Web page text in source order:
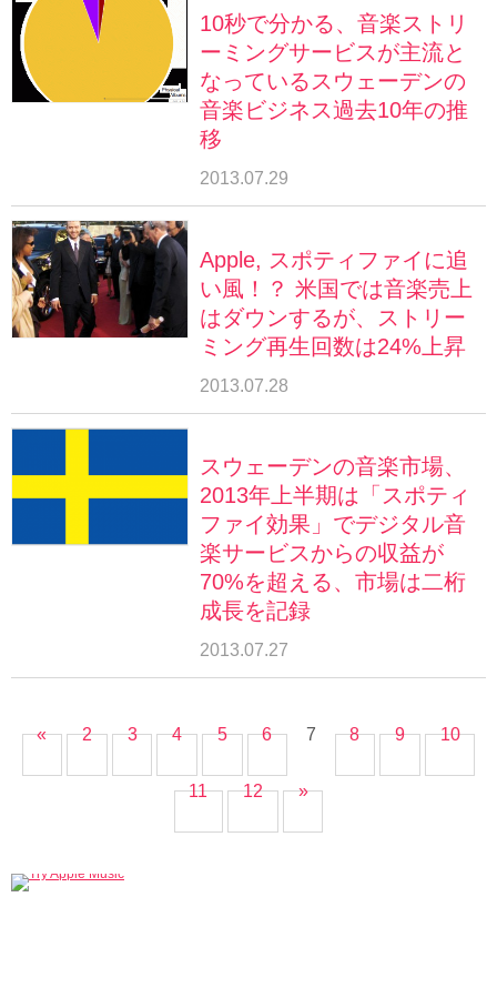
10秒で分かる、音楽ストリ
ーミングサービスが主流と
なっているスウェーデンの
音楽ビジネス過去10年の推
移
2013.07.29
Apple, スポティファイに追
い風！？ 米国では音楽売上
はダウンするが、ストリー
ミング再生回数は24%上昇
2013.07.28
スウェーデンの音楽市場、
2013年上半期は「スポティ
ファイ効果」でデジタル音
楽サービスからの収益が
70%を超える、市場は二桁
成長を記録
2013.07.27
« 2 3 4 5 6 7 8 9 10
11 12 »